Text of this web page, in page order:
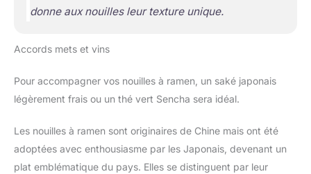
donne aux nouilles leur texture unique.
Accords mets et vins
Pour accompagner vos nouilles à ramen, un saké japonais
légèrement frais ou un thé vert Sencha sera idéal.
Les nouilles à ramen sont originaires de Chine mais ont été
adoptées avec enthousiasme par les Japonais, devenant un
plat emblématique du pays. Elles se distinguent par leur